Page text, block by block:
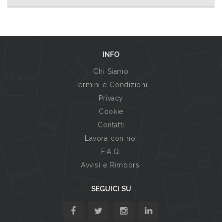
INFO
Chi Siamo
Termini e Condizioni
Privacy
Cookie
Contatti
Lavora con noi
F.A.Q.
Avvisi e Rimborsi
SEGUICI SU